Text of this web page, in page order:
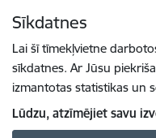
Sīkdatnes
Lai šī tīmekļvietne
sīkdatnes. Ar Jūsu
izmantotas statistikas un
Lūdzu, atzīmējiet savu